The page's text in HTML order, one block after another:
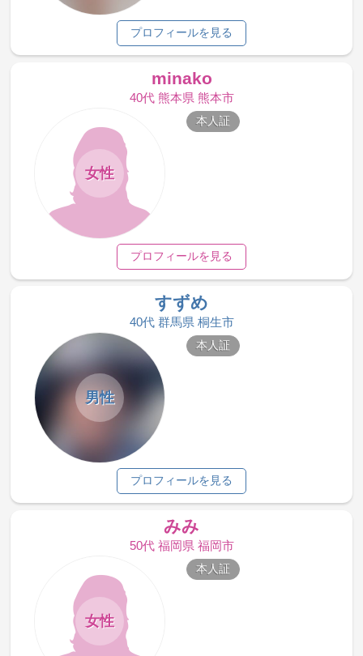
プロフィールを見る
minako
40代 熊本県 熊本市
女性
本人証
プロフィールを見る
すずめ
40代 群馬県 桐生市
男性
本人証
プロフィールを見る
みみ
50代 福岡県 福岡市
女性
本人証